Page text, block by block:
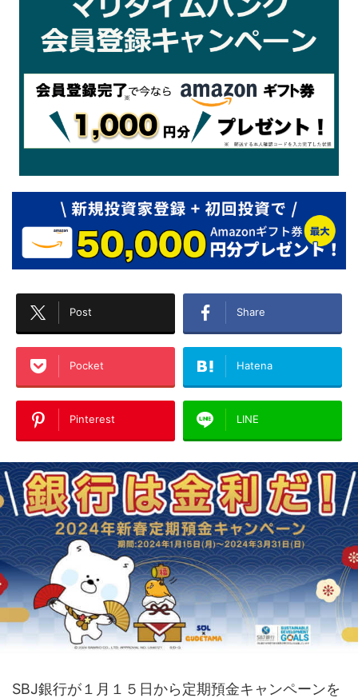
Post Share
Pocket Hatena
Pinterest LINE
SBJ銀行が１月１５日から定期預金キャンペーンを